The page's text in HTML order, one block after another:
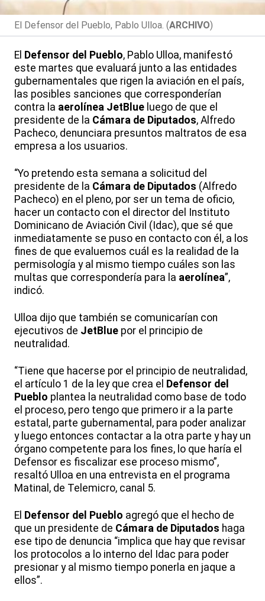
El Defensor del Pueblo, Pablo Ulloa. (ARCHIVO)
El Defensor del Pueblo, Pablo Ulloa, manifestó
este martes que evaluará junto a las entidades
gubernamentales que rigen la aviación en el país,
las posibles sanciones que corresponderían
contra la aerolínea JetBlue luego de que el
presidente de la Cámara de Diputados, Alfredo
Pacheco, denunciara presuntos maltratos de esa
empresa a los usuarios.
“Yo pretendo esta semana a solicitud del
presidente de la Cámara de Diputados (Alfredo
Pacheco) en el pleno, por ser un tema de oficio,
hacer un contacto con el director del Instituto
Dominicano de Aviación Civil (Idac), que sé que
inmediatamente se puso en contacto con él, a los
fines de que evaluemos cuál es la realidad de la
permisología y al mismo tiempo cuáles son las
multas que correspondería para la aerolínea”,
indicó.
Ulloa dijo que también se comunicarían con
ejecutivos de JetBlue por el principio de
neutralidad.
“Tiene que hacerse por el principio de neutralidad,
el artículo 1 de la ley que crea el Defensor del
Pueblo plantea la neutralidad como base de todo
el proceso, pero tengo que primero ir a la parte
estatal, parte gubernamental, para poder analizar
y luego entonces contactar a la otra parte y hay un
órgano competente para los fines, lo que haría el
Defensor es fiscalizar ese proceso mismo”,
resaltó Ulloa en una entrevista en el programa
Matinal, de Telemicro, canal 5.
El Defensor del Pueblo agregó que el hecho de
que un presidente de Cámara de Diputados haga
ese tipo de denuncia “implica que hay que revisar
los protocolos a lo interno del Idac para poder
presionar y al mismo tiempo ponerla en jaque a
ellos”.